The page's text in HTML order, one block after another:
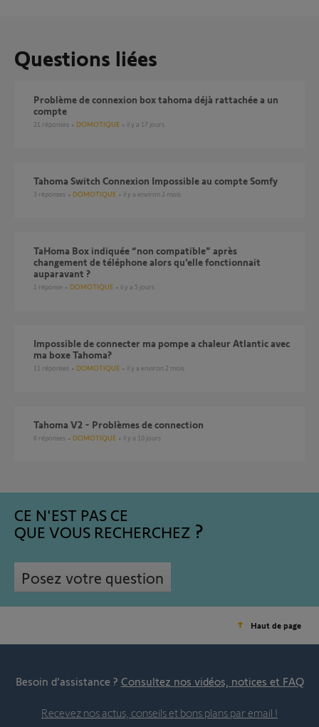
Questions liées
Problème de connexion box tahoma déjà rattachée a un
compte
21 réponses DOMOTIQUE il y a 17 jours
Tahoma Switch Connexion Impossible au compte Somfy
3 réponses DOMOTIQUE il y a environ 2 mois
TaHoma Box indiquée “non compatible” après
changement de téléphone alors qu’elle fonctionnait
auparavant ?
1 réponse DOMOTIQUE il y a 5 jours
Impossible de connecter ma pompe a chaleur Atlantic avec
ma boxe Tahoma?
11 réponses DOMOTIQUE il y a environ 2 mois
Tahoma V2 - Problèmes de connection
6 réponses DOMOTIQUE il y a 10 jours
CE N'EST PAS CE
QUE VOUS RECHERCHEZ
Posez votre question
Haut de page
Besoin d’assistance ? Consultez nos vidéos, notices et FAQ
Recevez nos actus, conseils et bons plans par email !